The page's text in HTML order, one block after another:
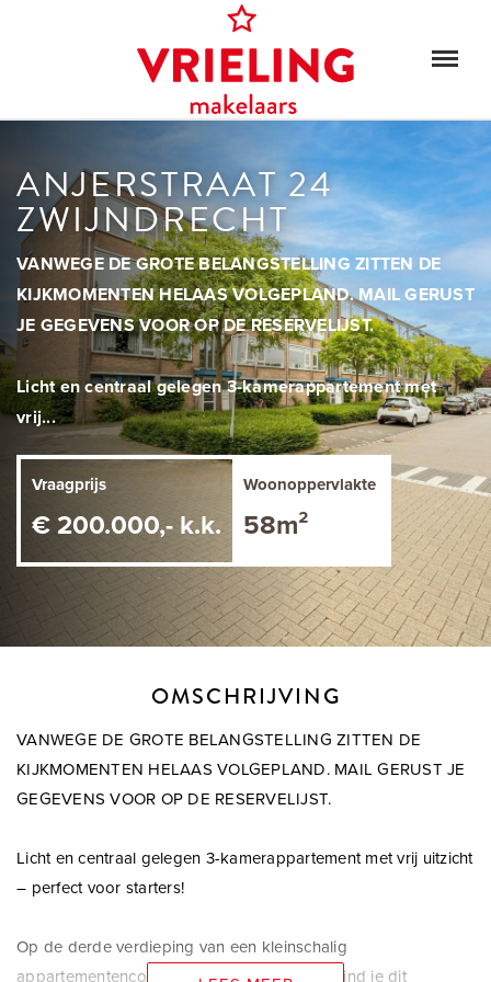
ANJERSTRAAT 24
ZWIJNDRECHT
VANWEGE DE GROTE BELANGSTELLING ZITTEN DE
KIJKMOMENTEN HELAAS VOLGEPLAND. MAIL GERUST
JE GEGEVENS VOOR OP DE RESERVELIJST.
Licht en centraal gelegen 3-kamerappartement met
vrij...
Vraagprijs
€ 200.000,- k.k.
Woonoppervlakte
58m²
OMSCHRIJVING
VANWEGE DE GROTE BELANGSTELLING ZITTEN DE
KIJKMOMENTEN HELAAS VOLGEPLAND. MAIL GERUST JE
GEGEVENS VOOR OP DE RESERVELIJST.
Licht en centraal gelegen 3-kamerappartement met vrij uitzicht
– perfect voor starters!
Op de derde verdieping van een kleinschalig
appartementencomplex aan de Anjerstraat vind je dit